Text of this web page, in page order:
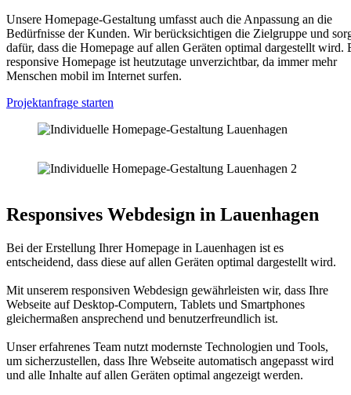
Unsere Homepage-Gestaltung umfasst auch die Anpassung an die
Bedürfnisse der Kunden. Wir berücksichtigen die Zielgruppe und
dafür, dass die Homepage auf allen Geräten optimal dargestellt wird.
responsive Homepage ist heutzutage unverzichtbar, da immer mehr
Menschen mobil im Internet surfen.
Projektanfrage starten
Responsives Webdesign in Lauenhagen
Bei der Erstellung Ihrer Homepage in Lauenhagen ist es
entscheidend, dass diese auf allen Geräten optimal dargestellt wird.
Mit unserem responsiven Webdesign gewährleisten wir, dass Ihre
Webseite auf Desktop-Computern, Tablets und Smartphones
gleichermaßen ansprechend und benutzerfreundlich ist.
Unser erfahrenes Team nutzt modernste Technologien und Tools,
um sicherzustellen, dass Ihre Webseite automatisch angepasst wird
und alle Inhalte auf allen Geräten optimal angezeigt werden.